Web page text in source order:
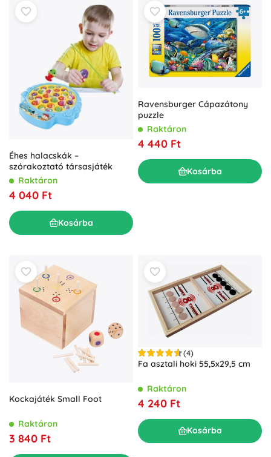
Éhes halacskák –
szórakoztató társasjáték
Raktáron
4 040 Ft
Kosárba
Ravensburger Cápazátony
puzzle
Raktáron
4 440 Ft
Kosárba
Kockajáték Small Foot
Raktáron
3 840 Ft
(4)
Fa asztali hoki 55,5x29,5 cm
Raktáron
4 240 Ft
Kosárba